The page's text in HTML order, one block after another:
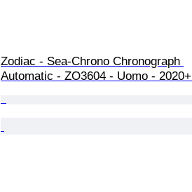
Zodiac - Sea-Chrono Chronograph
Automatic - ZO3604 - Uomo - 2020+